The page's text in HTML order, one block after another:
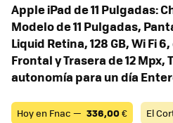
Apple iPad de 11 Pulgadas:
Modelo de 11 Pulgadas,
Liquid Retina, 128 GB, Wi Fi
Frontal y Trasera de 12 Mpx,
autonomía para un día
Hoy en Fnac — 336,00€ El